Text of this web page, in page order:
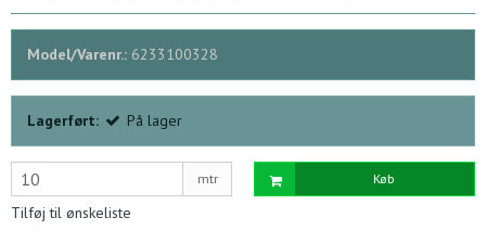
Model/Varenr.: 6233100328
Lagerført: På lager
mtr Køb
Tilføj til ønskeliste